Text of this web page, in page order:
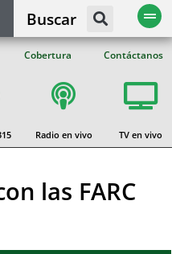
Buscar
Cobertura Contáctanos
Radio en vivo TV en vivo
las FARC